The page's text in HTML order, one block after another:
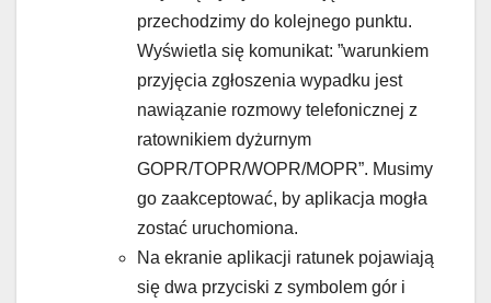
przechodzimy do kolejnego punktu.
Wyświetla się komunikat: ”warunkiem
przyjęcia zgłoszenia wypadku jest
nawiązanie rozmowy telefonicznej z
ratownikiem dyżurnym
GOPR/TOPR/WOPR/MOPR”. Musimy
go zaakceptować, by aplikacja mogła
zostać uruchomiona.
Na ekranie aplikacji ratunek pojawiają
się dwa przyciski z symbolem gór i